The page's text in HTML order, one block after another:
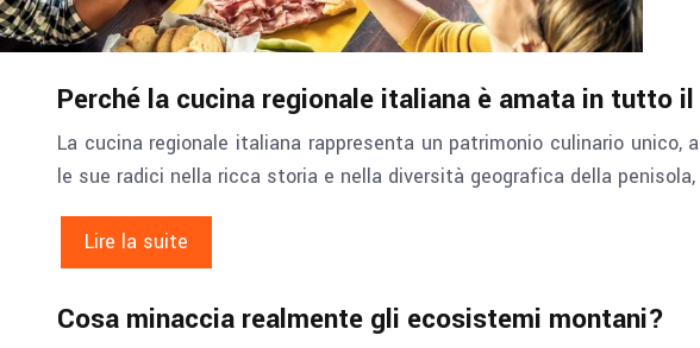
Perché la cucina regionale italiana è amata in tutto
La cucina regionale italiana rappresenta un patrimonio culinario
le sue radici nella ricca storia e nella diversità geografica della
Lire la suite
Cosa minaccia realmente gli ecosistemi montani?